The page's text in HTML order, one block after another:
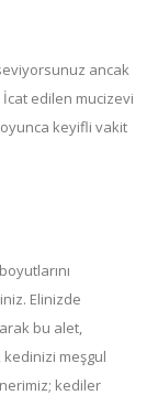
ancak
edilen mucizevi
keyifli vakit
Elinizde
bu alet,
meşgul
kediler